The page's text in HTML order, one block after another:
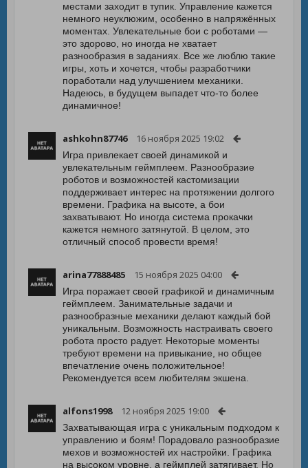
местами заходит в тупик. Управление кажется
немного неуклюжим, особенно в напряжённых
моментах. Увлекательные бои с роботами —
это здорово, но иногда не хватает
разнообразия в заданиях. Все же люблю такие
игры, хоть и хочется, чтобы разработчики
поработали над улучшением механики.
Надеюсь, в будущем выпадет что-то более
динамичное!
ashkohn87746 16 ноября 2025 19:02
Игра привлекает своей динамикой и
увлекательным геймплеем. Разнообразие
роботов и возможностей кастомизации
поддерживает интерес на протяжении долгого
времени. Графика на высоте, а бои
захватывают. Но иногда система прокачки
кажется немного затянутой. В целом, это
отличный способ провести время!
arina77888485 15 ноября 2025 04:00
Игра поражает своей графикой и динамичным
геймплеем. Занимательные задачи и
разнообразные механики делают каждый бой
уникальным. Возможность настраивать своего
робота просто радует. Некоторые моменты
требуют времени на привыкание, но общее
впечатление очень положительное!
Рекомендуется всем любителям экшена.
alfons1998 12 ноября 2025 19:00
Захватывающая игра с уникальным подходом к
управлению и боям! Порадовало разнообразие
мехов и возможностей их настройки. Графика
на высоком уровне, а геймплей затягивает. Но